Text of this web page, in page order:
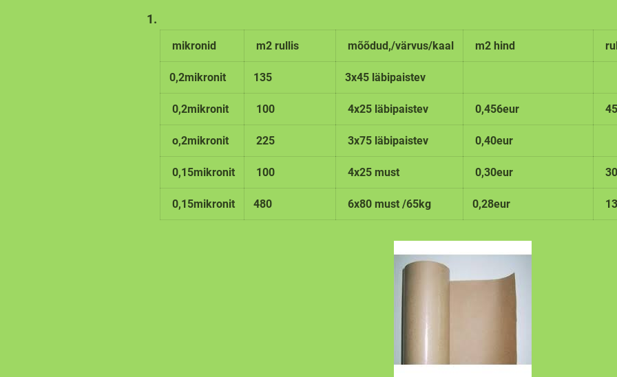
mikronid m2 rullis mõõdud,/värvus/kaal m2 hind
0,2mikronit 135 3x45 läbipaistev
0,2mikronit 100 4x25 läbipaistev 0,456eur
o,2mikronit 225 3x75 läbipaistev 0,40eur
0,15mikronit 100 4x25 must 0,30eur
0,15mikronit 480 6x80 must /65kg 0,28eur